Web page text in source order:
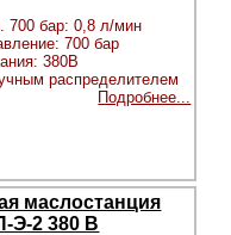
700 бар: 0,8 л/мин
700 бар
380В
распределителем
Подробнее...
маслостанция
Э-2 380 В